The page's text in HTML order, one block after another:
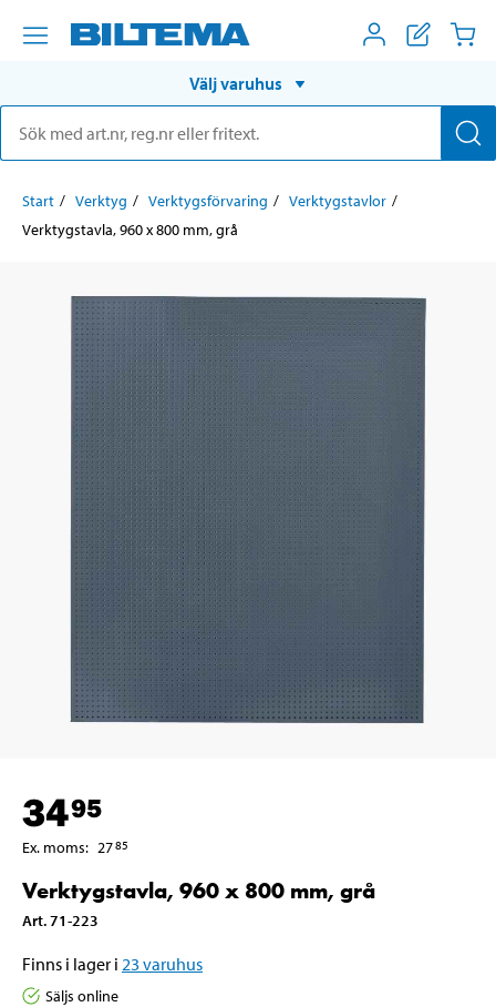
Välj varuhus
Start Verktyg Verktygsförvaring
Verktygstavlor
Verktygstavla, 960 x 800 mm, grå
3495
Ex. moms: 2785
Verktygstavla, 960 x 800 mm, grå
Art.71-223
Finns i lager i 23 varuhus
Säljs online